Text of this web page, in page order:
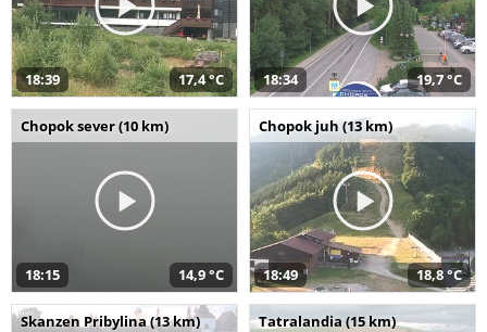
18:39 17,4 °C 18:34 19,7 °C
Chopok sever (10 km)
18:15 14,9 °C
Chopok juh (13 km)
18:49 18,8 °C
Skanzen Pribylina (13 km) Tatralandia (15 km)